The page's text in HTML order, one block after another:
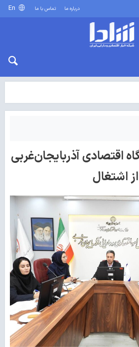
درباره ما تماس با ما
۴۸۸ بنگاه اقتصادی آذربایجان‌غربی
اشتغال